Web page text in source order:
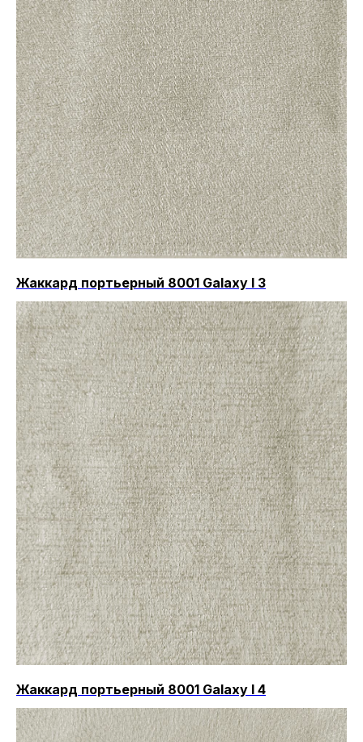
Жаккард портьерный 8001 Galaxy I 3
Жаккард портьерный 8001 Galaxy I 4